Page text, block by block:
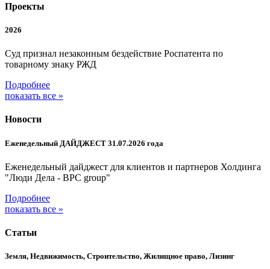
Проекты
2026
Суд признал незаконным бездействие Роспатента по
товарному знаку РЖД
Подробнее
показать все »
Новости
Еженедельный ДАЙДЖЕСТ 31.07.2026 года
Еженедельный дайджест для клиентов и партнеров Холдинга
"Люди Дела - BPC group"
Подробнее
показать все »
Статьи
Земля, Недвижимость, Строительство, Жилищное право, Лизинг